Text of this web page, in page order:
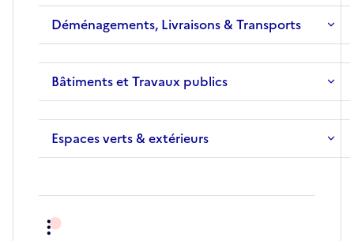
Déménagements, Livraisons & Transports
Bâtiments et Travaux publics
Espaces verts & extérieurs